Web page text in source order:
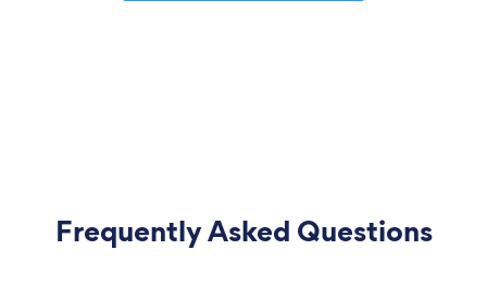
Frequently Asked Questions